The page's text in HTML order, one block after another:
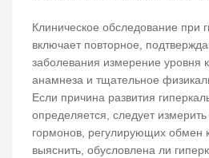
Клиническое обследование при
включает повторное,
заболевания измерение уровня
анамнеза и тщательное
Если причина развития
определяется, следует
гормонов, регулирующих обмен
выяснить, обусловлена ли